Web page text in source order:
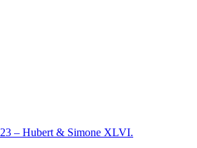
– Hubert & Simone XLVI.